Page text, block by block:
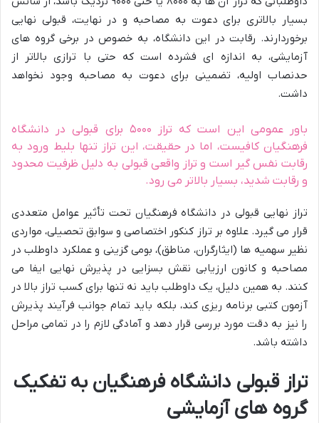
بسیار بالاتری برای دعوت به مصاحبه و در نهایت، قبولی نهایی
برخوردارند. رقابت در این دانشگاه، به خصوص در برخی گروه های
آزمایشی، به اندازه ای فشرده است که حتی با ترازی بالاتر از
حدنصاب اولیه، تضمینی برای دعوت به مصاحبه وجود نخواهد
داشت.
باور عمومی این است که تراز ۵۰۰۰ برای قبولی در دانشگاه
فرهنگیان کافیست، اما در حقیقت، این تراز تنها بلیط ورود به
رقابت نفس گیر است و تراز واقعی قبولی به دلیل ظرفیت محدود
و رقابت شدید، بسیار بالاتر می رود.
تراز نهایی قبولی در دانشگاه فرهنگیان تحت تأثیر عوامل متعددی
قرار می گیرد. علاوه بر تراز کنکور اختصاصی و سوابق تحصیلی، مواردی
نظیر سهمیه ها (ایثارگران، مناطق)، بومی گزینی و عملکرد داوطلب در
مصاحبه و کانون ارزیابی نقش بسزایی در پذیرش نهایی ایفا می
کنند. به همین دلیل، یک داوطلب باید نه تنها برای کسب تراز بالا در
آزمون کتبی برنامه ریزی کند، بلکه باید تمام جوانب فرآیند پذیرش
را نیز به دقت مورد بررسی قرار دهد و آمادگی لازم را در تمامی مراحل
داشته باشد.
تراز قبولی دانشگاه فرهنگیان به تفکیک
گروه های آزمایشی